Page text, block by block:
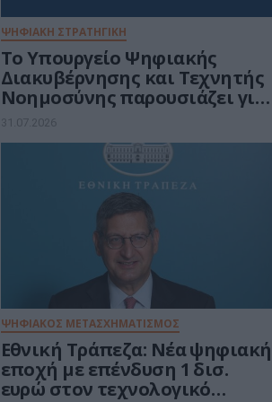
ΨΗΦΙΑΚΗ ΣΤΡΑΤΗΓΙΚΗ
Το Υπουργείο Ψηφιακής
Διακυβέρνησης και Τεχνητής
Νοημοσύνης παρουσιάζει για
πρώτη φορά τους βασικούς
άξονες του νέου Εθνικού
Διαστημικού Προγράμματος
31.07.2026
ΨΗΦΙΑΚΟΣ ΜΕΤΑΣΧΗΜΑΤΙΣΜΟΣ
Εθνική Τράπεζα: Νέα ψηφιακή
εποχή με επένδυση 1 δισ.
ευρώ στον τεχνολογικό